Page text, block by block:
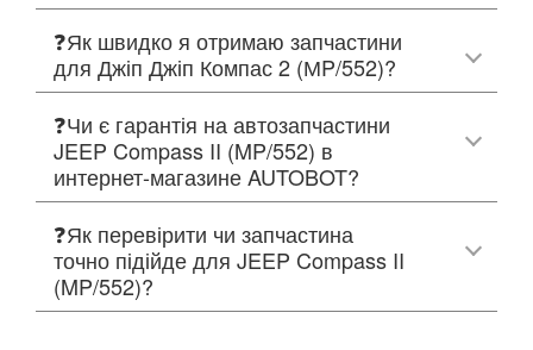
❓Як швидко я отримаю запчастини
для Джіп Джіп Компас 2 (МP/552)?
❓Чи є гарантія на автозапчастини
JEEP Compass II (MP/552) в
интернет-магазине AUTOBOT?
❓Як перевірити чи запчастина
точно підійде для JEEP Compass II
(MP/552)?